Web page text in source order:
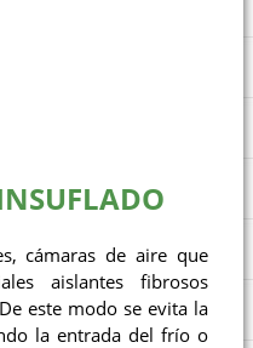
cámaras de aire que
aislantes fibrosos
este modo se evita la
la entrada del frío o